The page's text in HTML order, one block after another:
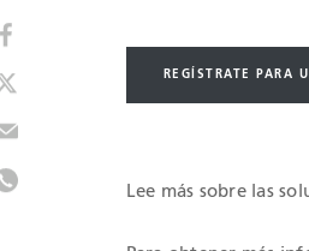
REGÍSTRATE PARA
Lee más sobre las